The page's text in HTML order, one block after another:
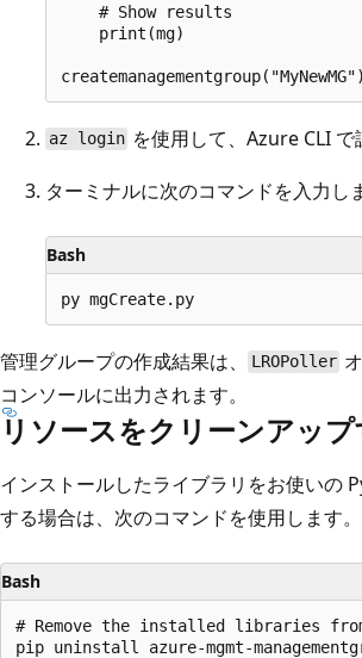
    # Show results
    print(mg)
az login を使用して、Azure CLI で
ターミナルに次のコマンドを入力し
Bash
管理グループの作成結果は、 LROPoller
コンソールに出力されます。
リソースをクリーンアップ
インストールしたライブラリをお使いの
する場合は、次のコマンドを使用します。
Bash
# Remove the installed libraries